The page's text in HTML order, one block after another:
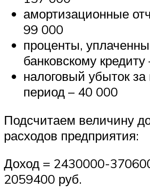
амортизационные
99 000
проценты,
банковскому
налоговый убыток
период – 40 000
Подсчитаем величину
расходов предприятия:
Доход = 2430000-
2059400 руб.